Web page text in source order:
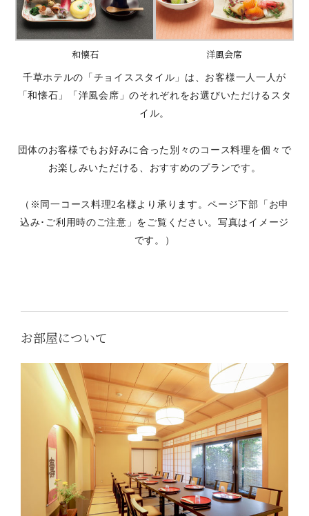
和懐石 洋風会席
千草ホテルの「チョイススタイル」は、お客様一人一人が
「和懐石」「洋風会席」のそれぞれをお選びいただけるスタ
イル。
団体のお客様でもお好みに合った別々のコース料理を個々で
お楽しみいただける、おすすめのプランです。
（※同一コース料理2名様より承ります。ページ下部「お申
込み･ご利用時のご注意」をご覧ください。写真はイメージ
です。）
お部屋について